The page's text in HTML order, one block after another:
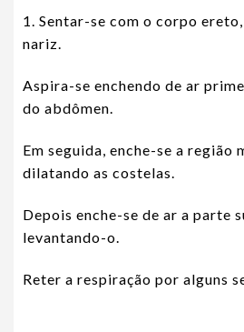
1. Sentar-se com o corpo
nariz.
Aspira-se enchendo de ar
do abdômen.
Em seguida, enche-se a região
dilatando as costelas.
Depois enche-se de ar a parte
levantando-o.
Reter a respiração por alguns